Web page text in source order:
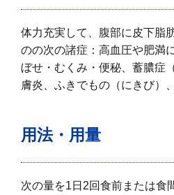
体力充実して、腹部に皮下脂
のの次の諸症：高血圧や肥満
ぼせ・むくみ・便秘、蓄膿症
膚炎、ふきでもの（にきび）
用法・用量
次の量を1日2回食前または食